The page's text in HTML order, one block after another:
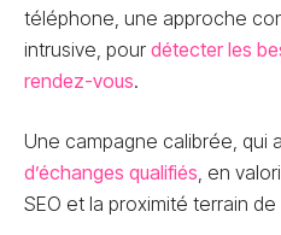
téléphone, une approche
intrusive, pour détecter les
rendez-vous.
Une campagne calibrée, qui
d’échanges qualifiés, en
SEO et la proximité terrain de